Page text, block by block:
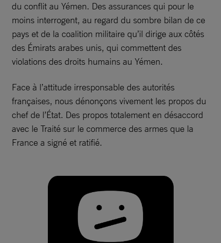
du conflit au Yémen. Des assurances qui pour le
moins interrogent, au regard du sombre bilan de ce
pays et de la coalition militaire qu’il dirige aux côtés
des Émirats arabes unis, qui commettent des
violations des droits humains au Yémen.
Face à l’attitude irresponsable des autorités
françaises, nous dénonçons vivement les propos du
chef de l’État. Des propos totalement en désaccord
avec le Traité sur le commerce des armes que la
France a signé et ratifié.